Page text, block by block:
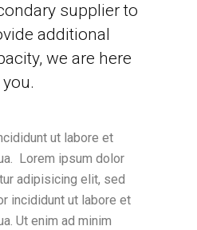
supplier to
additional
we are here
ut labore et
Lorem ipsum dolor
adipisicing elit, sed
incididunt ut labore et
Ut enim ad minim